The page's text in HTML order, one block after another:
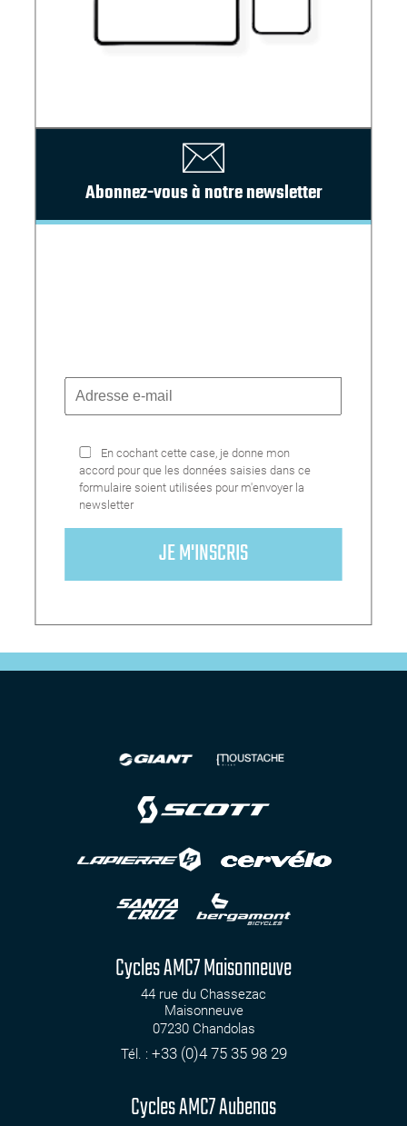
Abonnez-vous à notre newsletter
En cochant cette case, je donne mon
accord pour que les données saisies dans ce
formulaire soient utilisées pour m'envoyer la
newsletter
Cycles AMC7 Maisonneuve
44 rue du Chassezac
Maisonneuve
07230 Chandolas
Tél. : +33 (0)4 75 35 98 29
Cycles AMC7 Aubenas